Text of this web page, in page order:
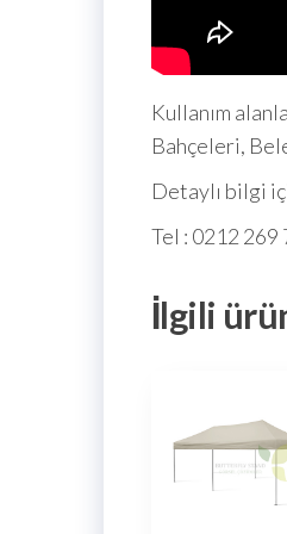
Kullanım
Bahçeleri,
Detaylı bilgi
Tel : 0212
İlgili